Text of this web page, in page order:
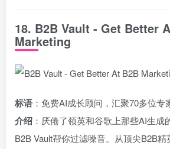
18. B2B Vault - Get Better
Marketing
标语 ：免费AI成长顾问，汇聚70多位专
介绍 ：厌倦了领英和谷歌上那些AI生成
B2B Vault帮你过滤噪音。从顶尖B2B